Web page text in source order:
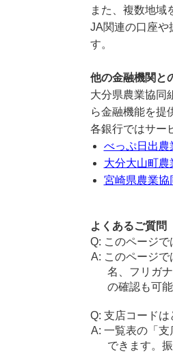
また、複数地域
JA関連の口座や
す。
他の金融機関と
大分県農業協同
ら金融機能を提
各銀行ではサー
べっぷ日出農
大分大山町農
宮崎県農業協
よくあるご質問
このページで
このページ
名、フリガ
の確認も可能
支店コードは
一覧表の「支
できます。